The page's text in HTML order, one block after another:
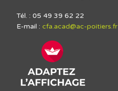
Tél. : 05 49 39 62 22
E-mail : cfa.acad@ac-poitiers.fr